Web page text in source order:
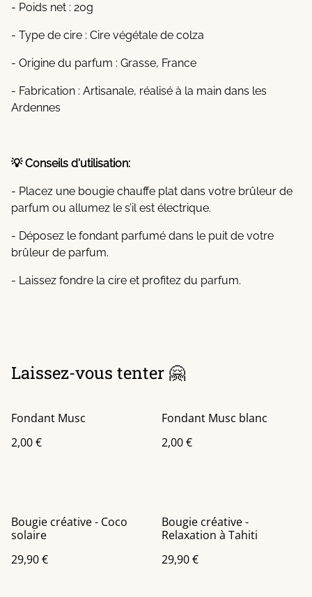
- Poids net : 20g
- Type de cire : Cire végétale de colza
- Origine du parfum : Grasse, France
- Fabrication : Artisanale, réalisé à la main dans les
Ardennes
💡 Conseils d'utilisation:
- Placez une bougie chauffe plat dans votre brûleur de
parfum ou allumez le s’il est électrique.
- Déposez le fondant parfumé dans le puit de votre
brûleur de parfum.
- Laissez fondre la cire et profitez du parfum.
Laissez-vous tenter 🤗
Fondant Musc
2,00 €
Fondant Musc blanc
2,00 €
Bougie créative - Coco
solaire
29,90 €
Bougie créative -
Relaxation à Tahiti
29,90 €